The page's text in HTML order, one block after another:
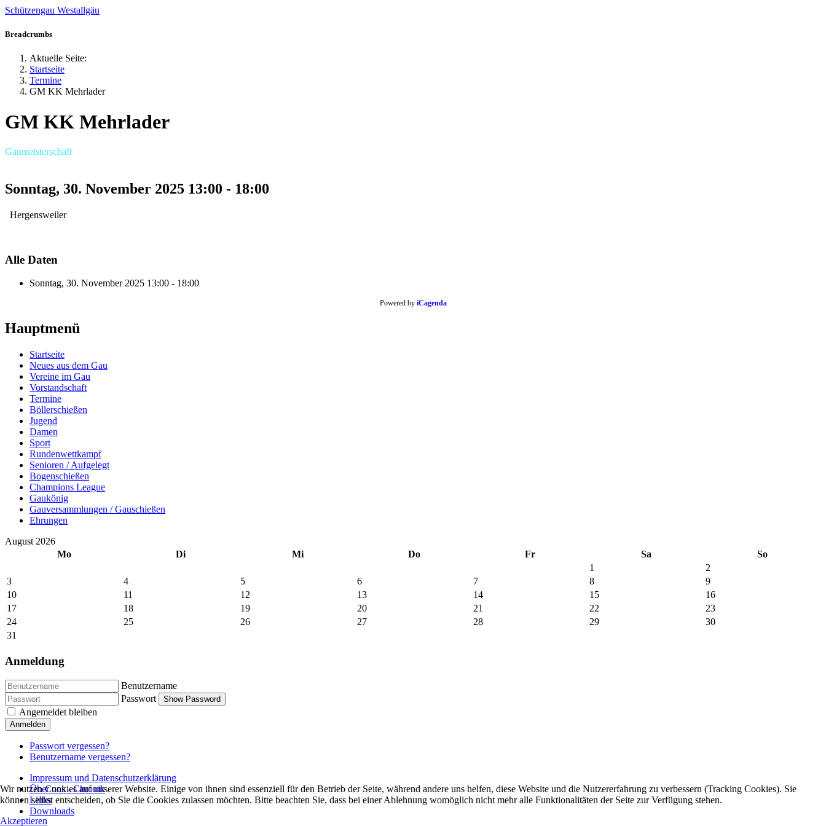
Schützengau Westallgäu
Breadcrumbs
Aktuelle Seite:
Startseite
Termine
GM KK Mehrlader
GM KK Mehrlader
Gaumeisterschaft
Sonntag, 30. November 2025 13:00 - 18:00
Hergensweiler
Alle Daten
Sonntag, 30. November 2025 13:00 - 18:00
Powered by iCagenda
Hauptmenü
Startseite
Neues aus dem Gau
Vereine im Gau
Vorstandschaft
Termine
Böllerschießen
Jugend
Damen
Sport
Rundenwettkampf
Senioren / Aufgelegt
Bogenschießen
Champions League
Gaukönig
Gauversammlungen / Gauschießen
Ehrungen
Jahr
Monat
Jahr
Monat
August 2026
Mo
Di Mi Do Fr Sa
So
1
2
3
4 5 6 7 8
9
10
11 12 13 14 15
16
17
18 19 20 21 22
23
24
25 26 27 28 29
30
31
Anmeldung
Benutzername
Passwort
Show Password
Angemeldet bleiben
Anmelden
Passwort vergessen?
Benutzername vergessen?
Impressum und Datenschutzerklärung
Über uns - Chronik
Links
Downloads
Wir nutzen Cookies auf unserer Website. Einige von ihnen sind essenziell für den Betrieb der Seite, während andere uns helfen, diese Website und die Nutzererfahrung zu verbessern (Tracking Cookies). Sie
können selbst entscheiden, ob Sie die Cookies zulassen möchten. Bitte beachten Sie, dass bei einer Ablehnung womöglich nicht mehr alle Funktionalitäten der Seite zur Verfügung stehen.
Akzeptieren